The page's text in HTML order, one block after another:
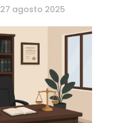
27 agosto 2025